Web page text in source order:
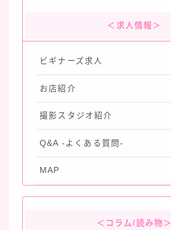
＜求人情報＞
ビギナーズ求人
お店紹介
撮影スタジオ紹介
Q&A -よくある質問-
MAP
＜コラム/読み物＞